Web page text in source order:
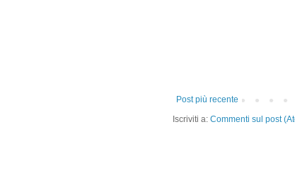
Post più recente
Iscriviti a: Commenti sul post